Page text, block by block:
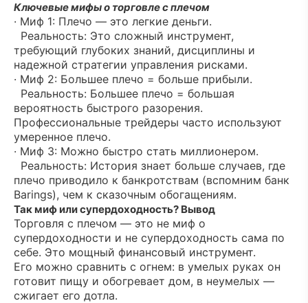
Ключевые мифы о торговле с плечом
· Миф 1: Плечо — это легкие деньги.
Реальность: Это сложный инструмент,
требующий глубоких знаний, дисциплины и
надежной стратегии управления рисками.
· Миф 2: Большее плечо = больше прибыли.
Реальность: Большее плечо = большая
вероятность быстрого разорения.
Профессиональные трейдеры часто используют
умеренное плечо.
· Миф 3: Можно быстро стать миллионером.
Реальность: История знает больше случаев, где
плечо приводило к банкротствам (вспомним банк
Barings), чем к сказочным обогащениям.
Так миф или супердоходность? Вывод
Торговля с плечом — это не миф о
супердоходности и не супердоходность сама по
себе. Это мощный финансовый инструмент.
Его можно сравнить с огнем: в умелых руках он
готовит пищу и обогревает дом, в неумелых —
сжигает его дотла.